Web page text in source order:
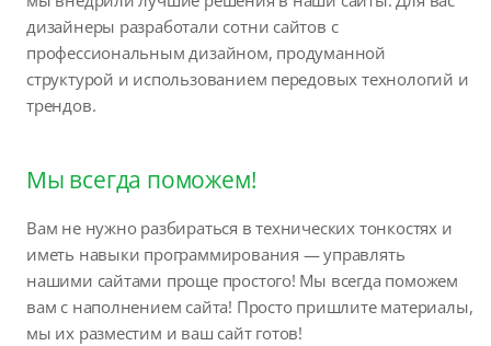
дизайнеры разработали сотни сайтов с
профессиональным дизайном, продуманной
структурой и использованием передовых технологий и
трендов.
Мы всегда поможем!
Вам не нужно разбираться в технических тонкостях и
иметь навыки программирования — управлять
нашими сайтами проще простого! Мы всегда поможем
вам с наполнением сайта! Просто пришлите материалы,
мы их разместим и ваш сайт готов!